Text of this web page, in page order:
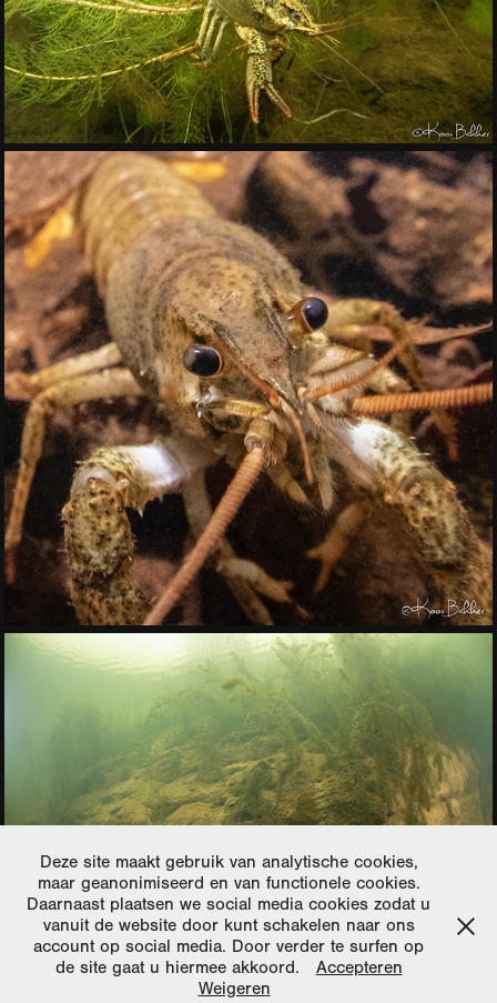
Deze site maakt gebruik van analytische cookies,
maar geanonimiseerd en van functionele cookies.
Daarnaast plaatsen we social media cookies zodat u
vanuit de website door kunt schakelen naar ons
account op social media. Door verder te surfen op
de site gaat u hiermee akkoord.
Accepteren
Weigeren